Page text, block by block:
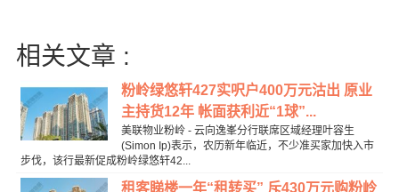
相关文章 :
粉岭绿悠轩427实呎户400万元沽出 原业
主持货12年 帐面获利近“1球”...
美联物业粉岭 - 云向逸峯分行联席区域经理叶容生
(Simon Ip)表示，农历新年临近，不少准买家加快入市
步伐，该行最新促成粉岭绿悠轩42...
租客睇楼一年“租转买” 斥430万元购粉岭